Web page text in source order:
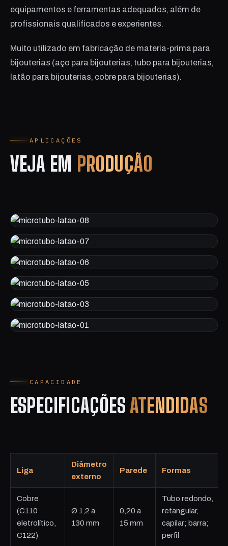
equipamentos e ferramentas adequados, além de
profissionais qualificados e experientes.
Muito utilizado em fabricação de materia-prima para
bijouterias (aço para bijouterias, tubo para bijouterias,
latão para bijouterias, cobre para bijouterias).
APLICAÇÕES
VEJA EM PRODUÇÃO
CAPACIDADE
ESPECIFICAÇÕESATENDIDAS
Liga
Diâmetro
externo
Parede Formas
Cobre
(C110
eletrolítico,
C122)
Ø 1,2 a
130 mm
0,20 a
15 mm
Tubo redondo,
retangular,
capilar; barra;
perfil